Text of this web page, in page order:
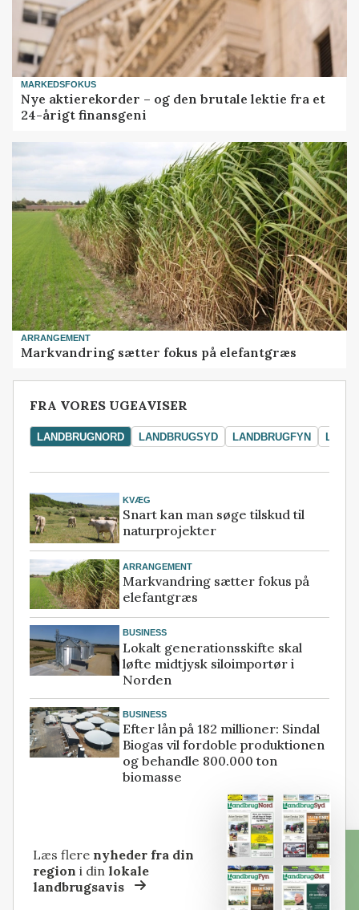
MARKEDSFOKUS
Nye aktierekorder – og den brutale lektie fra et
24-årigt finansgeni
ARRANGEMENT
Markvandring sætter fokus på elefantgræs
FRA VORES UGEAVISER
LANDBRUGNORD LANDBRUGSYD LANDBRUGFYN
KVÆG
Snart kan man søge tilskud til
naturprojekter
ARRANGEMENT
Markvandring sætter fokus på
elefantgræs
BUSINESS
Lokalt generationsskifte skal
løfte midtjysk siloimportør i
Norden
BUSINESS
Efter lån på 182 millioner: Sindal
Biogas vil fordoble produktionen
og behandle 800.000 ton
biomasse
Læs flere nyheder fra din
region i dinlokale
landbrugsavis